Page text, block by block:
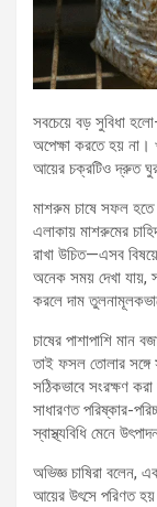
সবচেয়ে বড় সুবিধা
অপেক্ষা করতে হয়
আয়ের চক্রটিও দ্রুত
মাশরুম চাষে সফল
এলাকায় মাশরুমের
রাখা উচিত—এসব
অনেক সময় দেখা যায়,
করলে দাম
চাষের পাশাপাশি মান
তাই ফসল তোলার সঙ্গে
সঠিকভাবে সংরক্ষণ
সাধারণত পরিষ্কার-
স্বাস্থ্যবিধি মেনে
অভিজ্ঞ চাষিরা বলেন,
আয়ের উৎসে পরিণত